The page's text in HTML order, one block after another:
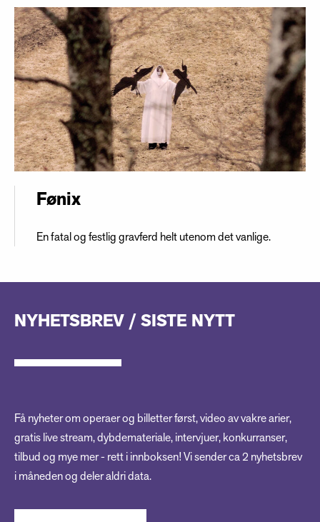
Fønix
En fatal og festlig gravferd helt utenom det vanlige.
NYHETSBREV / SISTE NYTT
Få nyheter om operaer og billetter først, video av vakre arier,
gratis live stream, dybdemateriale, intervjuer, konkurranser,
tilbud og mye mer - rett i innboksen! Vi sender ca 2 nyhetsbrev
i måneden og deler aldri data.